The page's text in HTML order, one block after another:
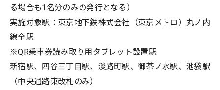
る場合も1名分のみの発行となる）
実施対象駅：東京地下鉄株式会社（東京メトロ）丸ノ内
線全駅
※QR乗車券読み取り用タブレット設置駅
新宿駅、四谷三丁目駅、淡路町駅、御茶ノ水駅、池袋駅
（中央通路東改札のみ）